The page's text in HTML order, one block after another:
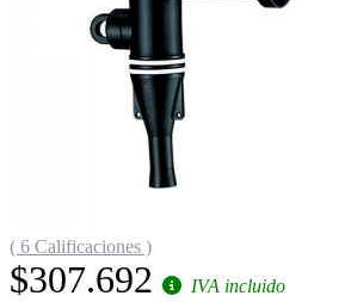
( 6 Calificaciones )
$307.692 IVA incluido